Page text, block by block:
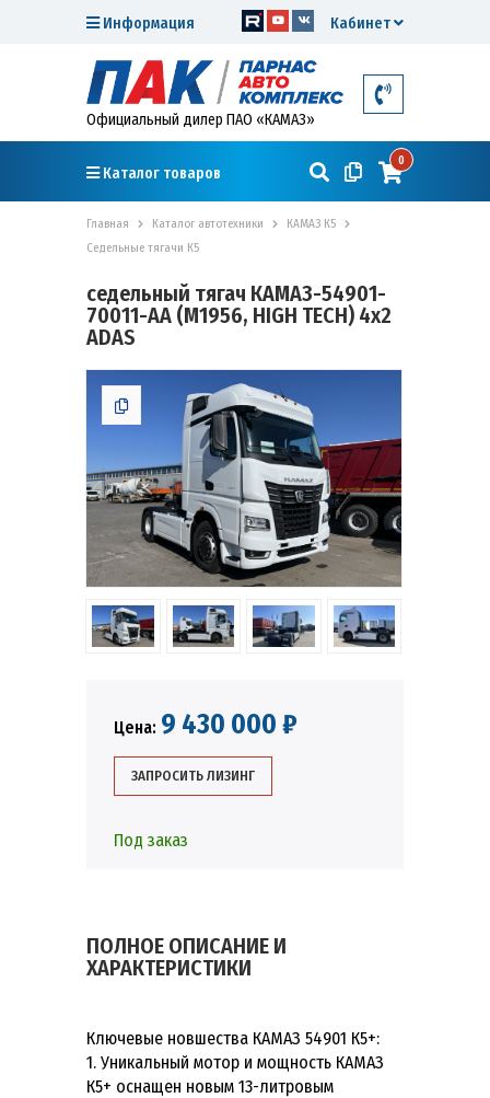
Кабинет
Информация
Официальный дилер ПАО «КАМАЗ»
Каталог товаров
0
Главная Каталог автотехники
КАМАЗ К5
Седельные тягачи К5
cедельный тягач КАМАЗ-54901-
70011-АА (M1956, HIGH TECH) 4х2
ADAS
Цена: 9 430 000 ₽
ЗАПРОСИТЬ ЛИЗИНГ
Под заказ
ПОЛНОЕ ОПИСАНИЕ И
ХАРАКТЕРИСТИКИ
Ключевые новшества КАМАЗ 54901 К5+:
1. Уникальный мотор и мощность КАМАЗ
К5+ оснащен новым 13-литровым